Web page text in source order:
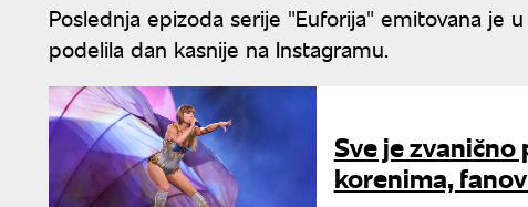
Poslednja epizoda serije "Euforija" emitovana je
podelila dan kasnije na Instagramu.
Sve je
korenima,